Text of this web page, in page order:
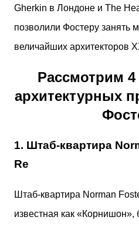
Gherkin в Лондоне и The
позволили Фостеру занять
величайших архитекторов
Рассмотрим
архитектурных
1. Штаб-квартира
Re
Штаб-квартира Norman
известная как